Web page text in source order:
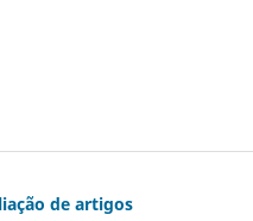
de artigos